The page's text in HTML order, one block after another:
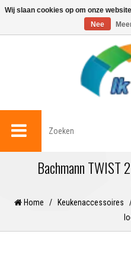
0
Bachmann TWIST
Home / Keukenaccessoires
Wij slaan cookies op om onze
Nee